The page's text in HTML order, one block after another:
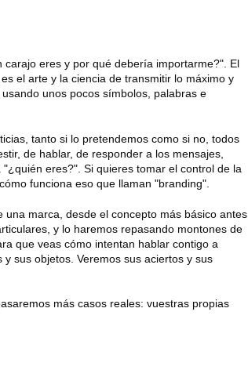
eres y por qué debería importarme?". El
el arte y la ciencia de transmitir lo máximo y
unos pocos símbolos, palabras e
tanto si lo pretendemos como si no, todos
de hablar, de responder a los mensajes,
eres?". Si quieres tomar el control de la
funciona eso que llaman "branding".
marca, desde el concepto más básico antes
y lo haremos repasando montones de
que veas cómo intentan hablar contigo a
sus objetos. Veremos sus aciertos y sus
más casos reales: vuestras propias